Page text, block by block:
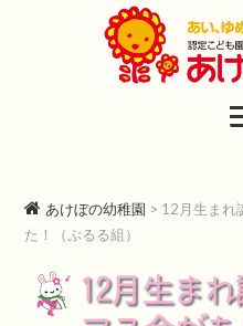
あけぼ
あけぼの幼稚園 > 12月生まれ
た！（ぷるる組）
12月生ま